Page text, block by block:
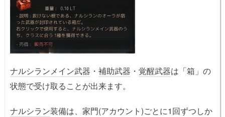
ナルシランメイン武器 ・ 補助武器 ・ 覚醒武器は「箱」の
状態で受け取ることが出来ます。
ナルシラン装備は、家門(アカウント)ごとに1回ずつしか